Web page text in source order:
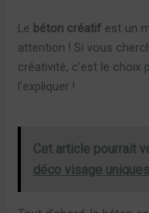
Le béton créatif est un
attention ! Si vous
créativité, c’est le choix
l’expliquer !
Cet article pourrait
déco visage